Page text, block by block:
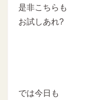
是非こちらも
お試しあれ?
では今日も